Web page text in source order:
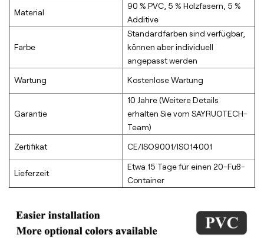
Material
90 % PVC, 5 % Holzfasern, 5 %
Additive
Farbe
Standardfarben sind verfügbar,
können aber individuell
angepasst werden
Wartung Kostenlose Wartung
Garantie
10 Jahre (Weitere Details
erhalten Sie vom SAYRUOTECH-
Team)
Zertifikat CE/ISO9001/ISO14001
Lieferzeit
Etwa 15 Tage für einen 20-Fuß-
Container